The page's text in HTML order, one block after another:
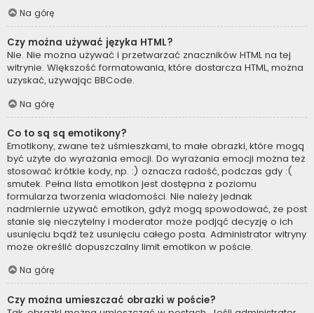
Na górę
Czy można używać języka HTML?
Nie. Nie można używać i przetwarzać znaczników HTML na tej
witrynie. Większość formatowania, które dostarcza HTML, można
uzyskać, używając BBCode.
Na górę
Co to są są emotikony?
Emotikony, zwane też uśmieszkami, to małe obrazki, które mogą
być użyte do wyrażania emocji. Do wyrażania emocji można też
stosować krótkie kody, np. :) oznacza radość, podczas gdy :(
smutek. Pełna lista emotikon jest dostępna z poziomu
formularza tworzenia wiadomości. Nie należy jednak
nadmiernie używać emotikon, gdyż mogą spowodować, że post
stanie się nieczytelny i moderator może podjąć decyzję o ich
usunięciu bądź też usunięciu całego posta. Administrator witryny
może określić dopuszczalny limit emotikon w poście.
Na górę
Czy można umieszczać obrazki w poście?